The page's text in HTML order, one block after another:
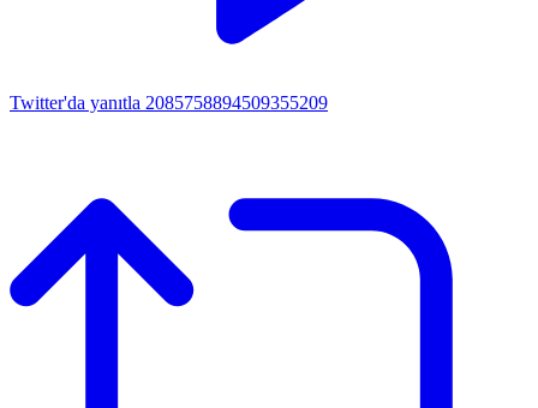
Twitter'da yanıtla 2085758894509355209